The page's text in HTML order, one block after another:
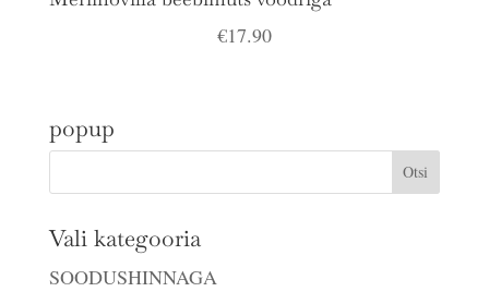
€17.90
popup
Vali kategooria
SOODUSHINNAGA